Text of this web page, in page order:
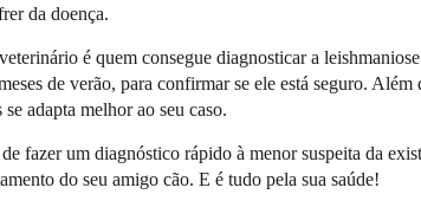
da doença.
é quem consegue diagnosticar a
de verão, para confirmar se ele está seguro.
adapta melhor ao seu caso.
fazer um diagnóstico rápido à menor suspeita da
do seu amigo cão. E é tudo pela sua saúde!